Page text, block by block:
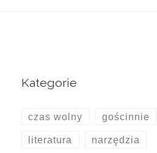
Kategorie
czas wolny gościnnie
literatura narzędzia